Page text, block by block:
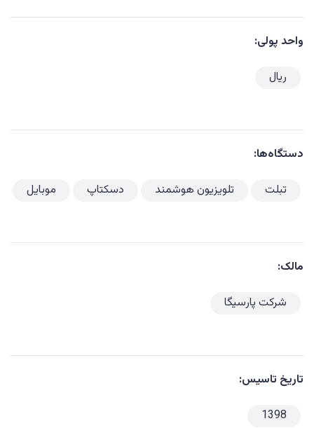
واحد پولی:
ریال
دستگاه‌ها:
تبلت تلویزیون هوشمند دسکتاپ موبایل
مالک:
شرکت پارسیگا
تاریخ تاسیس:
1398